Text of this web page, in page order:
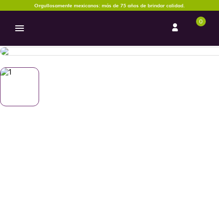
Orgullosamente mexicanos: más de 75 años de brindar calidad.
0